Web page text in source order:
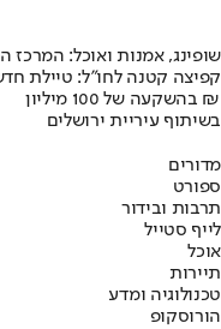
שופינג, אמנות ואוכל:
קפיצה קטנה לחו"ל: טיילת
בהשקעה של 100 מיליון ₪
בשיתוף עיריית ירושלים
מדורים
ספורט
תרבות ובידור
לייף סטייל
אוכל
תיירות
טכנולוגיה ומדע
הורוסקופ